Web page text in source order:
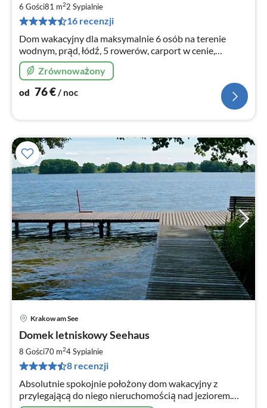
6 Gości81 m22 Sypialnie
16 recenzji
Dom wakacyjny dla maksymalnie 6 osób na terenie
wodnym, prąd, łódź, 5 rowerów, carport w cenie,
przyjazny dzieciom, W przypadku krótkich
powiadomień/rezerwowych terminów proszę dzwonić
na telefon komórkowy
Zrównoważony
od 76€/ noc
Krakow am See
Domek letniskowy Seehaus
8 Gości70 m24Sypialnie
8 recenzji
Absolutnie spokojnie położony dom wakacyjny z
przylegającą do niego nieruchomością nad jeziorem.